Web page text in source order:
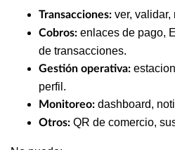
Transacciones: ver, validar,
Cobros: enlaces de pago,
de transacciones.
Gestión operativa:
perfil.
Monitoreo: dashboard,
Otros: QR de comercio,